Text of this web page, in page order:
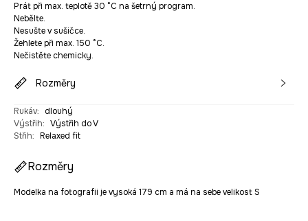
Prát při max. teplotě 30 °C na šetrný program.
Nebělte.
Nesušte v sušičce.
Žehlete při max. 150 °C.
Nečistěte chemicky.
Rozměry
Rukáv:
dlouhý
Výstřih: Výstřih do V
Střih: Relaxed fit
Rozměry
Modelka na fotografii je vysoká 179 cm a má na sebe velikost S